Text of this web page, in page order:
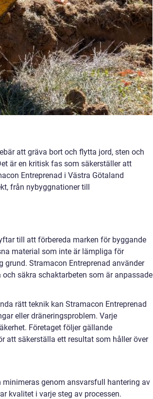
att gräva bort och flytta jord, sten och
är en kritisk fas som säkerställer att
Entreprenad i Västra Götaland
från nybyggnationer till
till att förbereda marken för byggande
material som inte är lämpliga för
Stramacon Entreprenad använder
säkra schaktarbeten som är anpassade
rätt teknik kan Stramacon Entreprenad
eller dräneringsproblem. Varje
Företaget följer gällande
att säkerställa ett resultat som håller över
genom ansvarsfull hantering av
kvalitet i varje steg av processen.